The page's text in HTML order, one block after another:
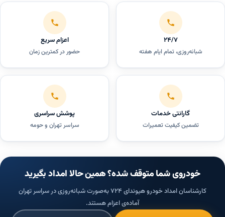
۲۴/۷
شبانه‌روزی، تمام ایام هفته
اعزام سریع
حضور در کمترین زمان
گارانتی خدمات
تضمین کیفیت تعمیرات
پوشش سراسری
سراسر تهران و حومه
خودروی شما متوقف شده؟ همین حالا امداد بگیرید
کارشناسان امداد خودرو هیوندای ۷۲۴ به‌صورت شبانه‌روزی در سراسر تهران
آماده‌ی اعزام هستند.